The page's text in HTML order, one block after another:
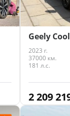
Geely
2023 г.
37000 км.
181 л.с.
2 209